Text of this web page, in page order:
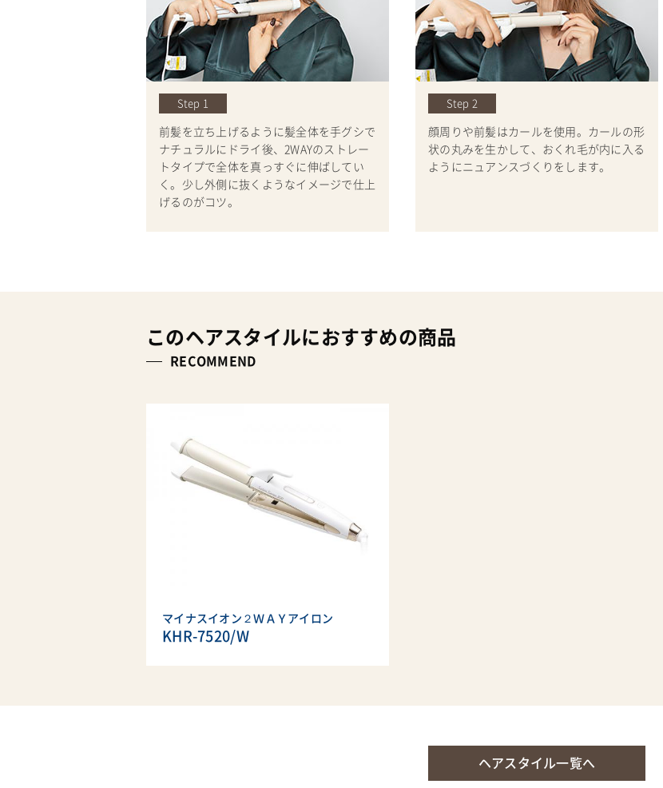
Step 1
前髪を立ち上げるように髪全体を手グシで
ナチュラルにドライ後、2WAYのストレー
トタイプで全体を真っすぐに伸ばしてい
く。少し外側に抜くようなイメージで仕上
げるのがコツ。
Step 2
顔周りや前髪はカールを使用。カールの形
状の丸みを生かして、おくれ毛が内に入る
ようにニュアンスづくりをします。
このヘアスタイルにおすすめの商品
RECOMMEND
マイナスイオン２ＷＡＹアイロン
KHR-7520/W
ヘアスタイル一覧へ